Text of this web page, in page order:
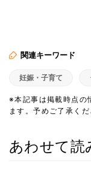
関連キーワード
妊娠・子育て
※本記事は掲載時点の
ます。予めご了承くだ
あわせて読